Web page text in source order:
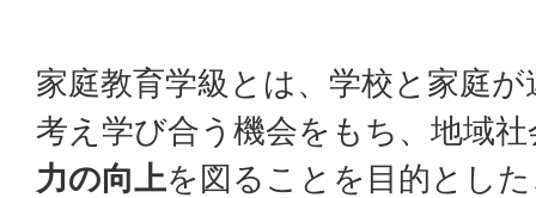
家庭教育学級とは、学校と家庭
考え学び合う機会をもち、地域
力の向上を図ることを目的とし